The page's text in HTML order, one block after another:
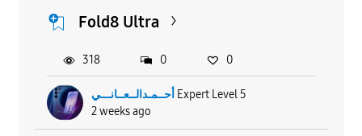
Fold8 Ultra
أحــمـدالــعــانـــي Expert Level 5
2 weeks ago
318 0 0